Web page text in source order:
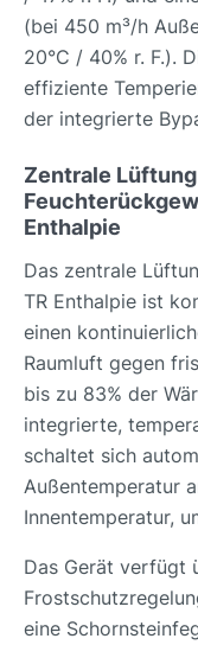
(bei 450 m³/h
20°C / 40% r. F.).
effiziente
der integrierte
Zentrale
Enthalpie
Das zentrale
TR Enthalpie ist
einen
Raumluft gegen
bis zu 83% der
integrierte,
schaltet sich
Außentemperatur
Innentemperatur,
Das Gerät verfügt
eine